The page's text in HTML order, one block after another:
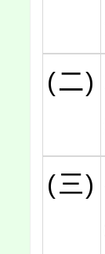
(二)
(三)